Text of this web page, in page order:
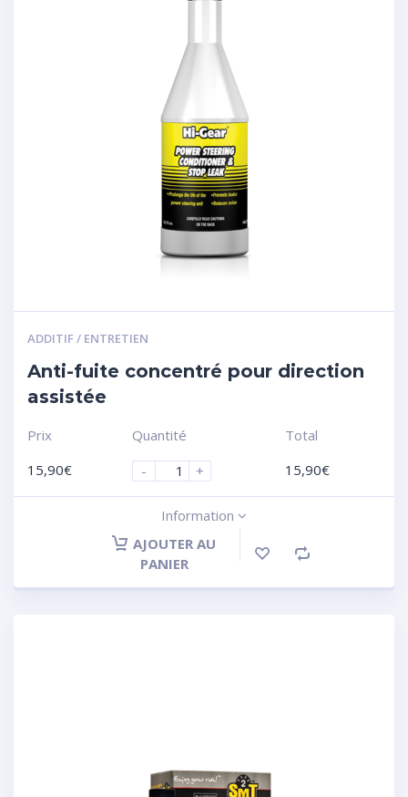
ADDITIF / ENTRETIEN
Anti-fuite concentré pour direction
assistée
Prix
15,90€
Quantité
-
+
Total
15,90€
Information
AJOUTER AU
PANIER